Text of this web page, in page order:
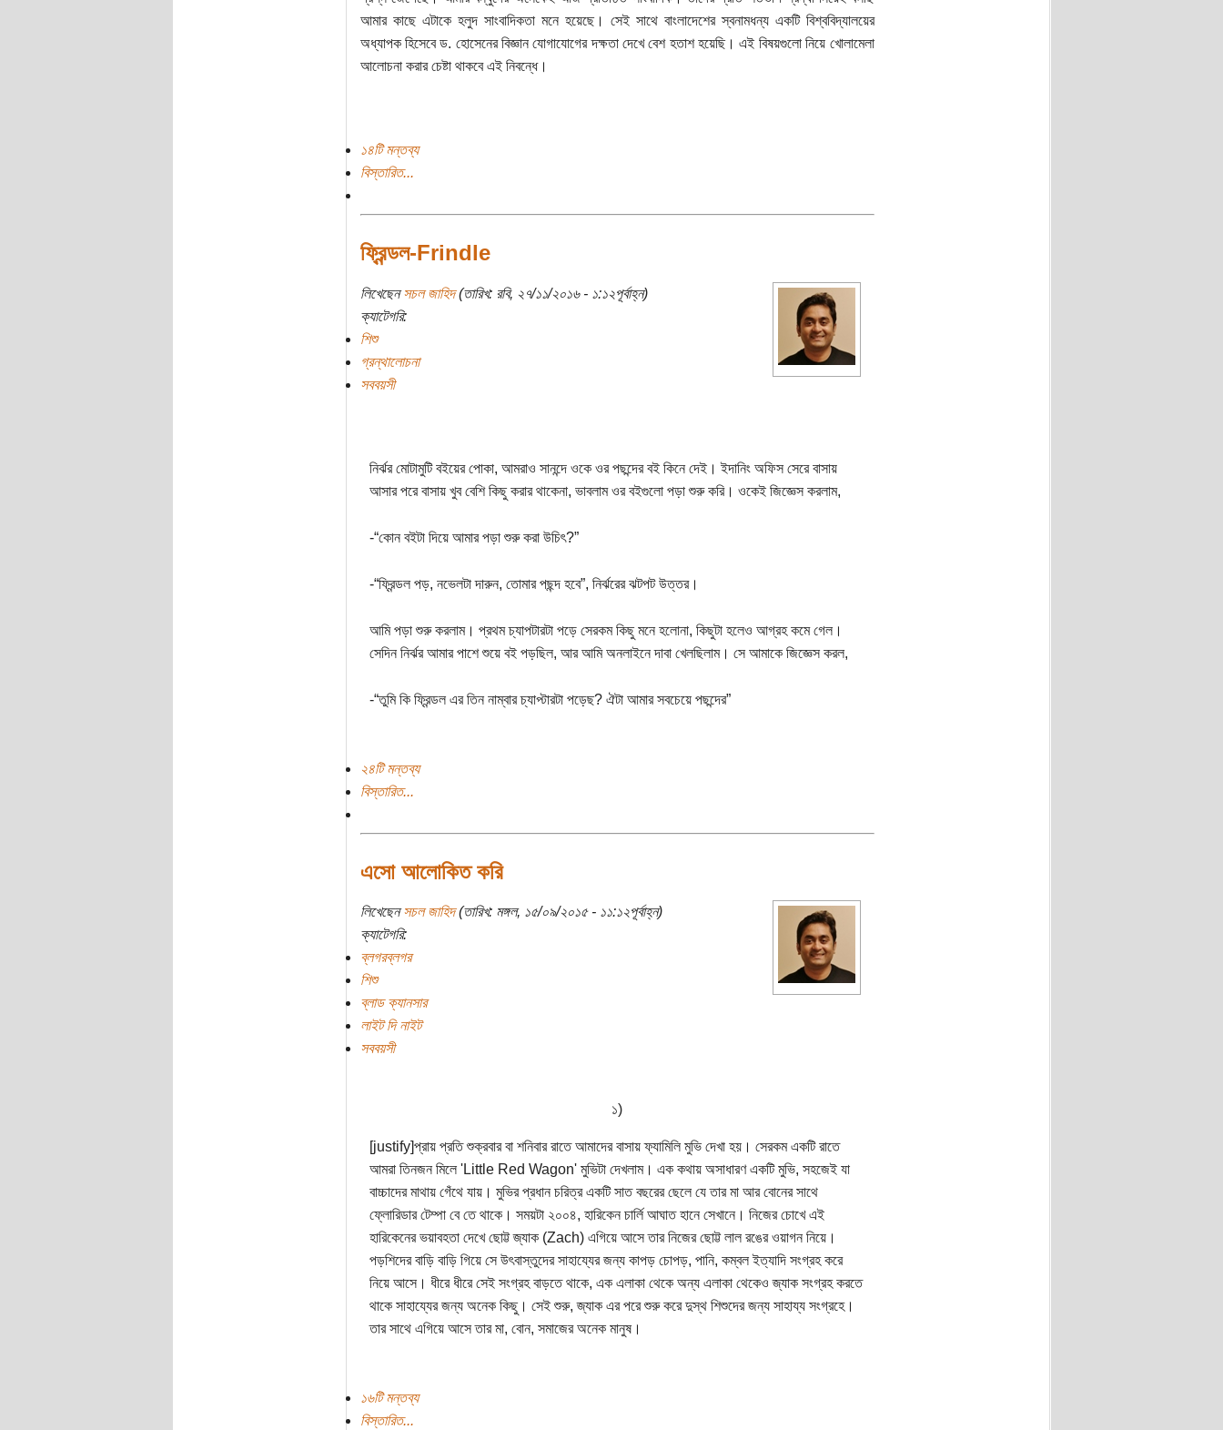
আমার কাছে এটাকে হলুদ সাংবাদিকতা মনে হয়েছে। সেই সাথে বাংলাদেশের স্বনামধন্য একটি বিশ্ববিদ্যালয়ের
অধ্যাপক হিসেবে ড. হোসেনের বিজ্ঞান যোগাযোগের দক্ষতা দেখে বেশ হতাশ হয়েছি। এই বিষয়গুলো নিয়ে খোলামেলা
আলোচনা করার চেষ্টা থাকবে এই নিবন্ধে।
১৪টি মন্তব্য
বিস্তারিত...
ফ্রিন্ডল-Frindle
লিখেছেনসচল জাহিদ(তারিখ: রবি, ২৭/১১/২০১৬ - ১:১২পূর্বাহ্ন)
ক্যাটেগরি:
শিশু
গ্রন্থালোচনা
সববয়সী
নির্ঝর মোটামুটি বইয়ের পোকা, আমরাও সানন্দে ওকে ওর পছন্দের বই কিনে দেই। ইদানিং অফিস সেরে বাসায়
আসার পরে বাসায় খুব বেশি কিছু করার থাকেনা, ভাবলাম ওর বইগুলো পড়া শুরু করি। ওকেই জিজ্ঞেস করলাম,
-“কোন বইটা দিয়ে আমার পড়া শুরু করা উচিৎ?”
-“ফ্রিন্ডল পড়, নভেলটা দারুন, তোমার পছন্দ হবে”, নির্ঝরের ঝটপট উত্তর।
আমি পড়া শুরু করলাম। প্রথম চ্যাপটারটা পড়ে সেরকম কিছু মনে হলোনা, কিছুটা হলেও আগ্রহ কমে গেল।
সেদিন নির্ঝর আমার পাশে শুয়ে বই পড়ছিল, আর আমি অনলাইনে দাবা খেলছিলাম। সে আমাকে জিজ্ঞেস করল,
-“তুমি কি ফ্রিন্ডল এর তিন নাম্বার চ্যাপ্টারটা পড়েছ? ঐটা আমার সবচেয়ে পছন্দের”
২৪টি মন্তব্য
বিস্তারিত...
এসো আলোকিত করি
লিখেছেনসচল জাহিদ(তারিখ: মঙ্গল, ১৫/০৯/২০১৫ - ১১:১২পূর্বাহ্ন)
ক্যাটেগরি:
ব্লগরব্লগর
শিশু
ব্লাড ক্যানসার
লাইট দি নাইট
সববয়সী
১)
[justify]প্রায় প্রতি শুক্রবার বা শনিবার রাতে আমাদের বাসায় ফ্যামিলি মুভি দেখা হয়। সেরকম একটি রাতে
আমরা তিনজন মিলে 'Little Red Wagon' মুভিটা দেখলাম। এক কথায় অসাধারণ একটি মুভি, সহজেই যা
বাচ্চাদের মাথায় গেঁথে যায়। মুভির প্রধান চরিত্র একটি সাত বছরের ছেলে যে তার মা আর বোনের সাথে
ফ্লোরিডার টেম্পা বে তে থাকে। সময়টা ২০০৪, হারিকেন চার্লি আঘাত হানে সেখানে। নিজের চোখে এই
হারিকেনের ভয়াবহতা দেখে ছোট্ট জ্যাক (Zach) এগিয়ে আসে তার নিজের ছোট্ট লাল রঙের ওয়াগন নিয়ে।
পড়শিদের বাড়ি বাড়ি গিয়ে সে উৎবাস্তুদের সাহায্যের জন্য কাপড় চোপড়, পানি, কম্বল ইত্যাদি সংগ্রহ করে
নিয়ে আসে। ধীরে ধীরে সেই সংগ্রহ বাড়তে থাকে, এক এলাকা থেকে অন্য এলাকা থেকেও জ্যাক সংগ্রহ করতে
থাকে সাহায্যের জন্য অনেক কিছু। সেই শুরু, জ্যাক এর পরে শুরু করে দুস্থ শিশুদের জন্য সাহায্য সংগ্রহে।
তার সাথে এগিয়ে আসে তার মা, বোন, সমাজের অনেক মানুষ।
১৬টি মন্তব্য
বিস্তারিত...